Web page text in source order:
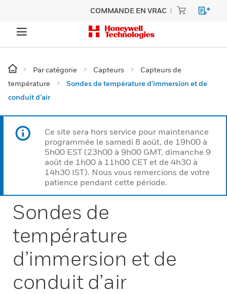
COMMANDE EN VRAC
Par catégorie Capteurs
Capteurs de
température
Sondes de température d’immersion et de
conduit d’air
Ce site sera hors service pour maintenance
programmée le samedi 8 août, de 19h00 à
5h00 EST (23h00 à 9h00 GMT, dimanche 9
août de 1h00 à 11h00 CET et de 4h30 à
14h30 IST). Nous vous remercions de votre
patience pendant cette période.
Sondes de
température
d’immersion et de
conduit d’air